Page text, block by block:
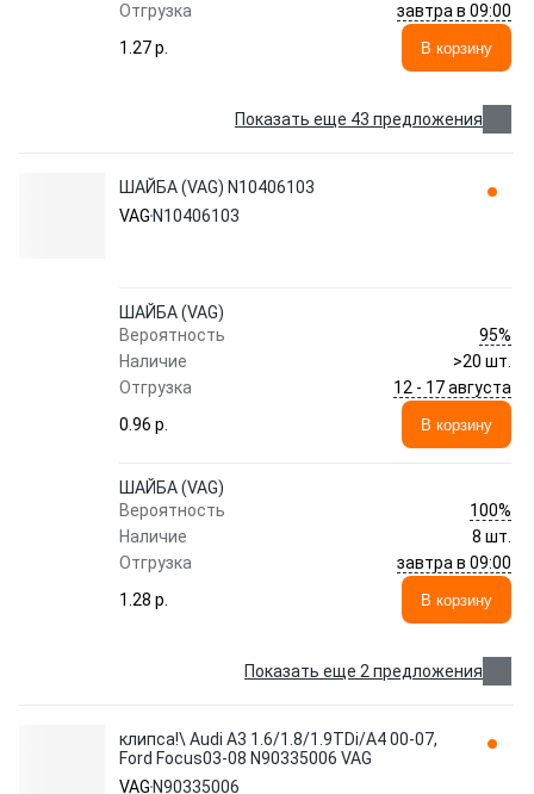
Отгрузка
завтра в 09:00
1.27 p.
В корзину
Показать еще 43 предложения
ШАЙБА (VAG) N10406103
VAG N10406103
ШАЙБА (VAG)
Вероятность
95%
Наличие
>20 шт.
Отгрузка
12 - 17 августа
0.96 p.
В корзину
ШАЙБА (VAG)
Вероятность
100%
Наличие
8 шт.
Отгрузка
завтра в 09:00
1.28 p.
В корзину
Показать еще 2 предложения
клипса!\ Audi A3 1.6/1.8/1.9TDi/A4 00-07,
Ford Focus03-08 N90335006 VAG
VAG N90335006